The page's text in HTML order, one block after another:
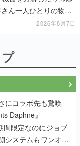
ん一人ひとりの物語
2026年8月7日
にコラボ先も驚嘆
Daphne』
間限定なのにジョブ
システムもワンオフ